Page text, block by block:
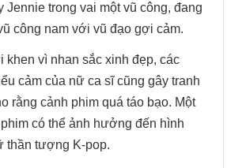
Jennie trong vai một vũ công, đang
công nam với vũ đạo gợi cảm.
khen vì nhan sắc xinh đẹp, các
cảm của nữ ca sĩ cũng gây tranh
rằng cảnh phim quá táo bạo. Một
có thể ảnh hưởng đến hình
thần tượng K-pop.